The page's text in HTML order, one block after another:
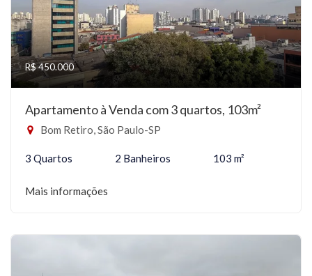
R$ 450.000
Apartamento à Venda com 3 quartos, 103m²
Bom Retiro, São Paulo-SP
3 Quartos 2 Banheiros 103 m²
Mais informações